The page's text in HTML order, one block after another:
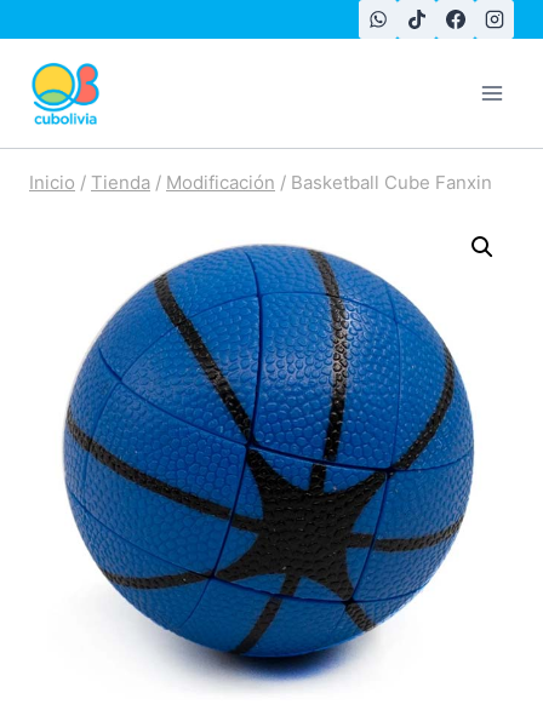
contenido
Inicio / Tienda / Modificación / Basketball Cube Fanxin